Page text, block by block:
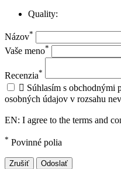
Quality:
Názov*
Vaše meno*
Recenzia*
 Súhlasím s obchodnými
osobných údajov v rozsahu
EN: I agree to the terms and
* Povinné polia
Zrušiť Odoslať